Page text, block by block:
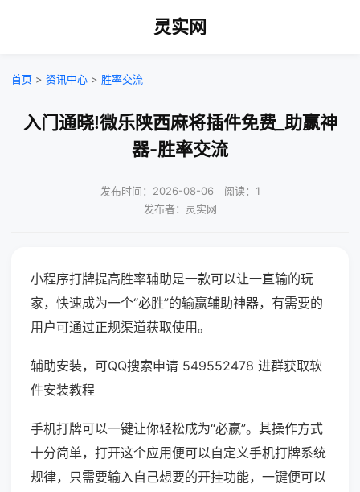
灵实网
首页 > 资讯中心 > 胜率交流
入门通晓!微乐陕西麻将插件免费_助赢神
器-胜率交流
发布时间：2026-08-06｜阅读：1
发布者：灵实网
小程序打牌提高胜率辅助是一款可以让一直输的玩
家，快速成为一个“必胜”的输赢辅助神器，有需要的
用户可通过正规渠道获取使用。
辅助安装，可QQ搜索申请 549552478 进群获取软
件安装教程
手机打牌可以一键让你轻松成为“必赢”。其操作方式
十分简单，打开这个应用便可以自定义手机打牌系统
规律，只需要输入自己想要的开挂功能，一键便可以